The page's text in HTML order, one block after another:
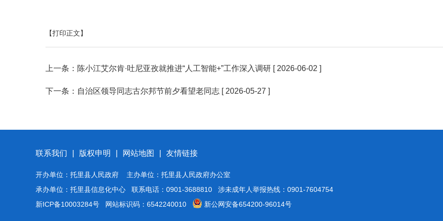
【打印正文】
上一条： 陈小江艾尔肯·吐尼亚孜就推进“人工智能+”工作深入调研 [ 2026-06-02 ]
下一条： 自治区领导同志古尔邦节前夕看望老同志 [ 2026-05-27 ]
联系我们 版权申明 网站地图 友情链接
开办单位：托里县人民政府 主办单位：托里县人民政府办公室
承办单位：托里县信息化中心 联系电话：0901-3688810 涉未成年人举报热线：0901-7604754
新ICP备10003284号 网站标识码：6542240010 新公网安备654200-96014号